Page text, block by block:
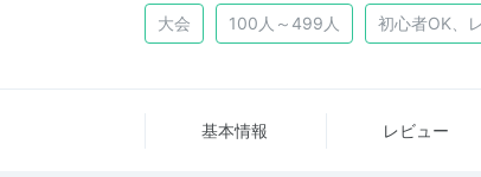
大会 100人～499人 初心者OK、
基本情報 レビュー